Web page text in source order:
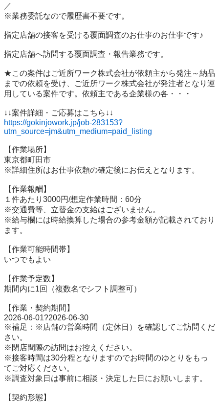
／
※業務委託なので履歴書不要です。
指定店舗の接客を受ける覆面調査のお仕事のお仕事です♪
指定店舗へ訪問する覆面調査・報告業務です。
★この案件はご近所ワーク株式会社が依頼主から発注～納品
までの依頼を受け、ご近所ワーク株式会社が発注者となり運
用している案件です。依頼主である企業様の各・・・
https://gokinjowork.jp/job-283153?
utm_source=jm&utm_medium=paid_listing
【作業場所】
東京都町田市
※詳細住所はお仕事依頼の確定後にお伝えとなります。
【作業報酬】
１件あたり3000円/想定作業時間：60分
※交通費等、立替金の支給はございません。
※給与欄には時給換算した場合の参考金額が記載されており
ます。
【作業可能時間帯】
いつでもよい
【作業予定数】
期間内に1回（複数名でシフト調整可）
【作業・契約期間】
2026-06-01?2026-06-30
※補足：※店舗の営業時間（定休日）を確認してご訪問くだ
さい。
※閉店間際の訪問はお控えください。
※接客時間は30分程となりますのでお時間のゆとりをもっ
てご対応ください。
※調査対象日は事前に相談・決定した日にお願いします。
【契約形態】